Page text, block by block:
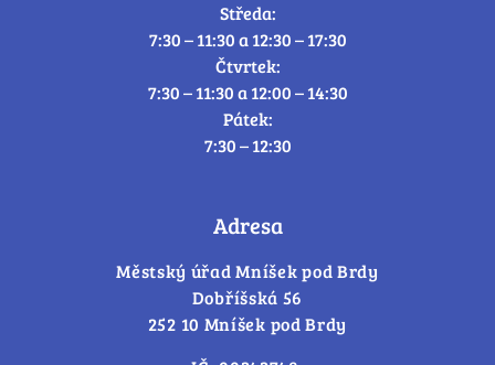
Středa:
7:30 – 11:30 a 12:30 – 17:30
Čtvrtek:
7:30 – 11:30 a 12:00 – 14:30
Pátek:
7:30 – 12:30
Adresa
Městský úřad Mníšek pod Brdy
Dobříšská 56
252 10 Mníšek pod Brdy